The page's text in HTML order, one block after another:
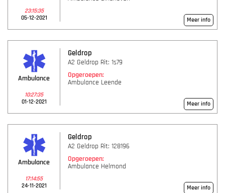
23:15:35
05-12-2021
Meer info
Ambulance
10:27:35
01-12-2021
Geldrop
A2 Geldrop Rit: 1s79
Opgeroepen:
Ambulance Leende
Meer info
Ambulance
17:14:55
24-11-2021
Geldrop
A2 Geldrop Rit: 128196
Opgeroepen:
Ambulance Helmond
Meer info